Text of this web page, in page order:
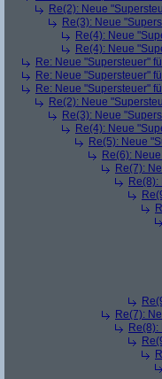
Re(2): Neue
Re(3): Neue
Re(4): Neue
Re(4): Neue
Re: Neue "Supersteuer"
Re: Neue "Supersteuer"
Re: Neue "Supersteuer"
Re(2): Neue
Re(3): Neue
Re(4): Neue
Re(5): Neue
Re(6):
Re(7):
Re(7):